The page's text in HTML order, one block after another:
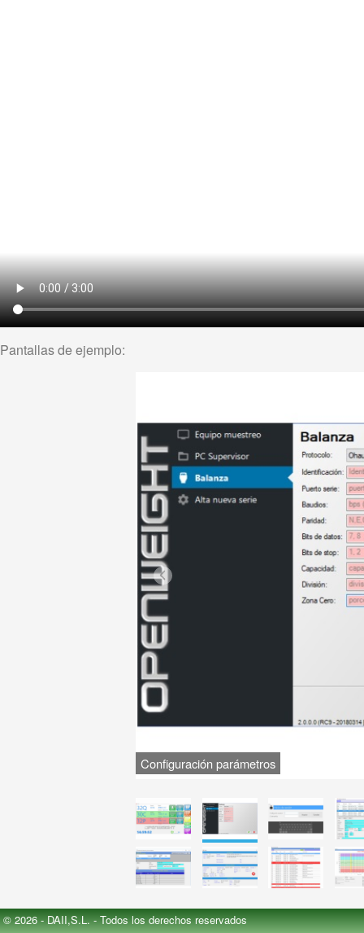
Pantallas de ejemplo:
Configuración parámetros
© 2026 - DAII,S.L. - Todos los derechos reservados